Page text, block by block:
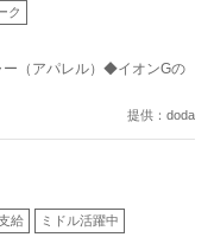
ク
ー（アパレル）◆イオンGの
提供：doda
給 ミドル活躍中